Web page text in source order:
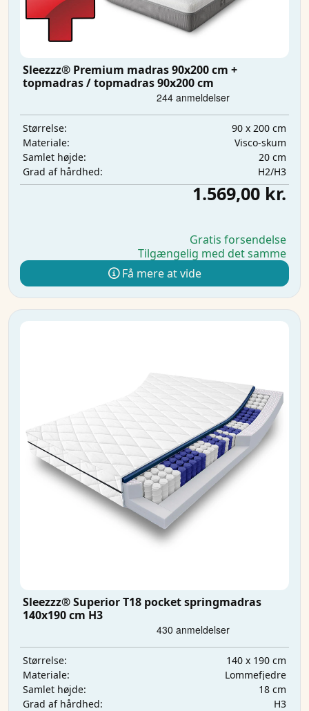
Sleezzz® Premium madras 90x200 cm +
topmadras / topmadras 90x200 cm
Størrelse:
90 x 200 cm
Materiale:
Visco-skum
Samlet højde:
20 cm
Grad af hårdhed:
H2/H3
1.569,00 kr.
Gratis forsendelse
Tilgængelig med det samme
Få mere at vide
Sleezzz® Superior T18 pocket springmadras
140x190 cm H3
Størrelse:
140 x 190 cm
Materiale:
Lommefjedre
Samlet højde:
18 cm
Grad af hårdhed:
H3